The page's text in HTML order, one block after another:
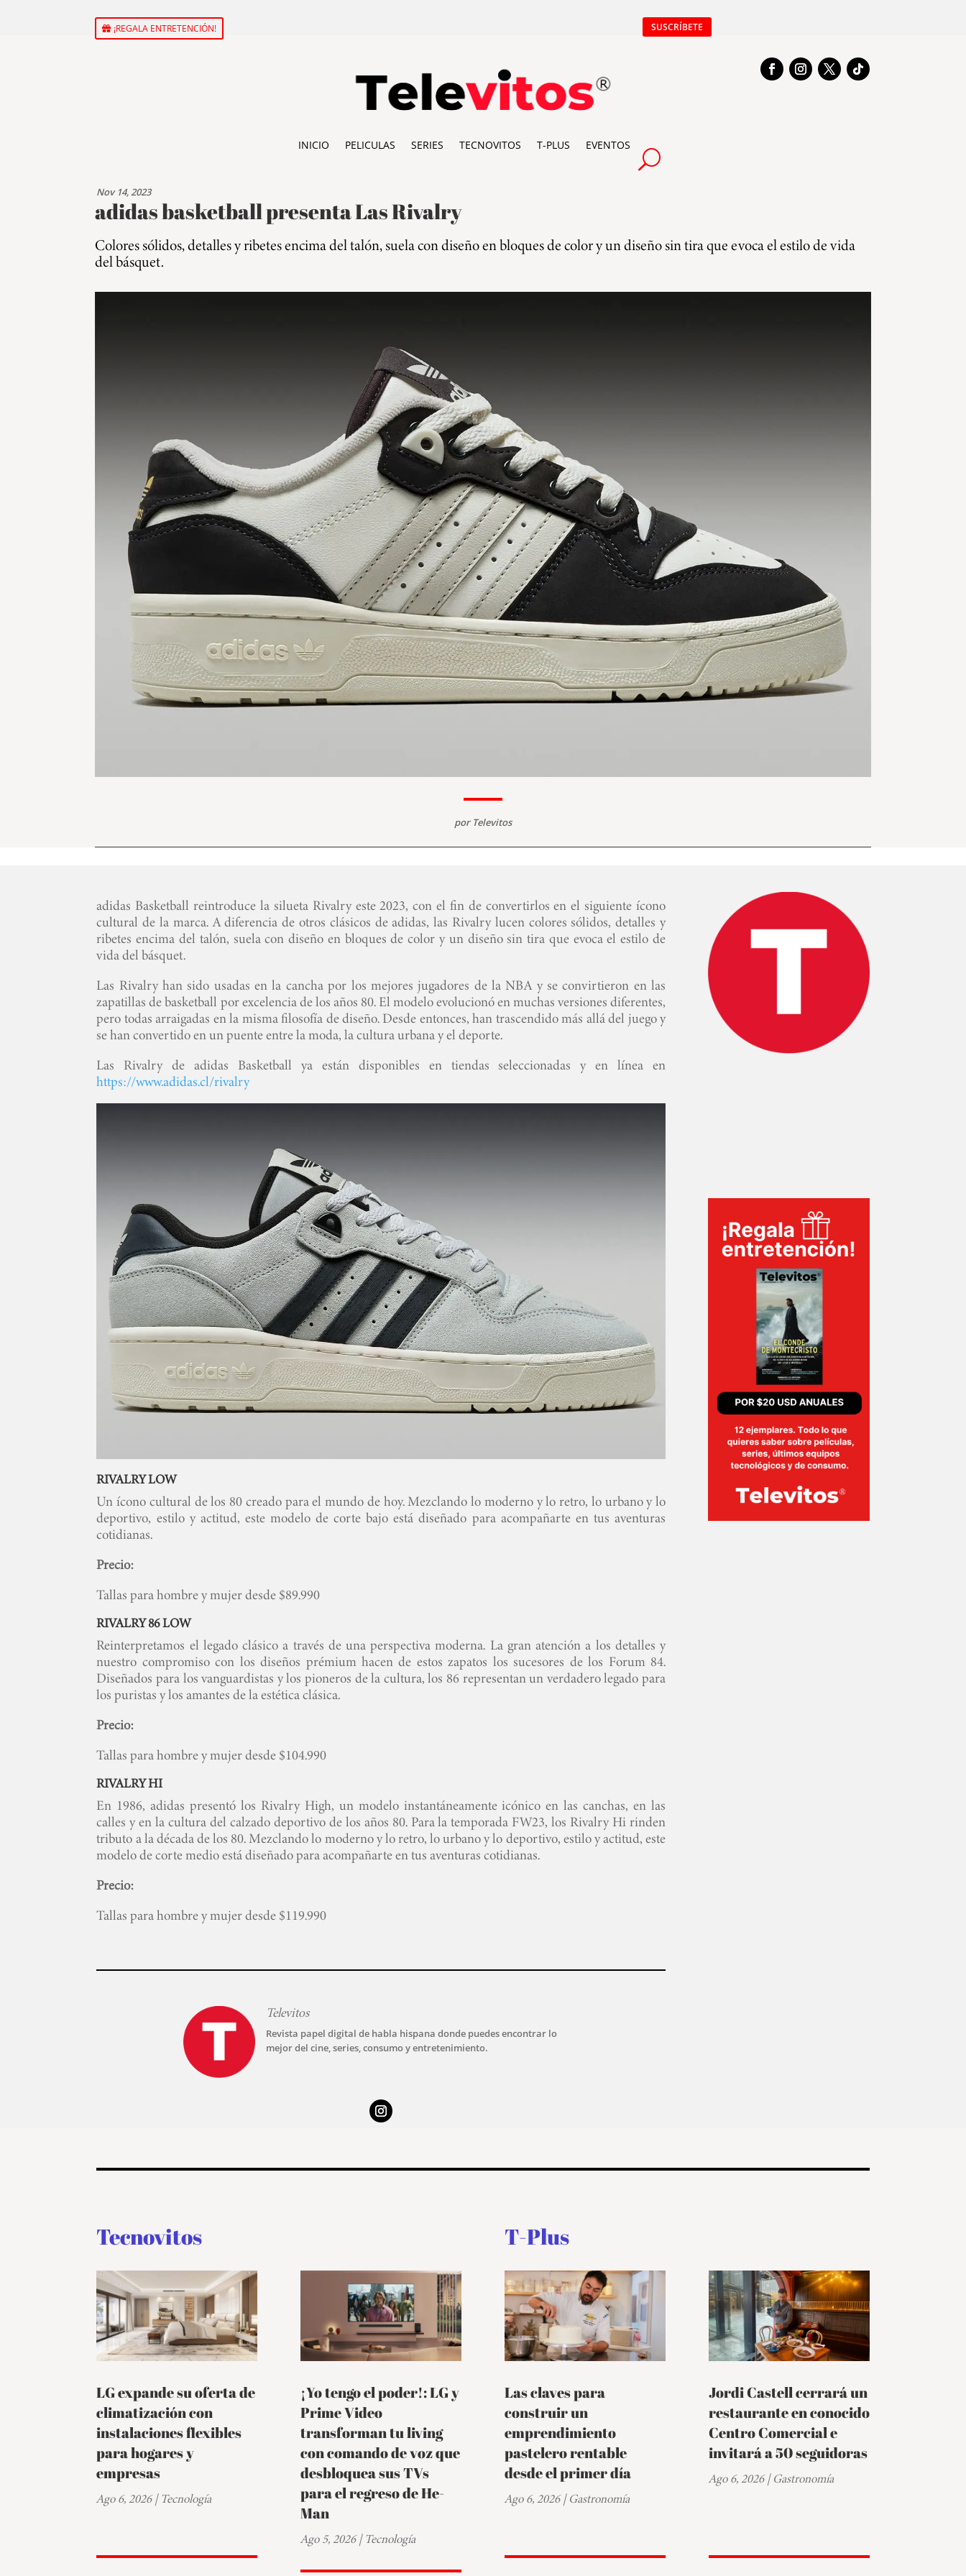
¡REGALA ENTRETENCIÓN! SUSCRÍBETE
INICIO PELICULAS SERIES TECNOVITOS T-PLUS EVENTOS
Nov 14, 2023
adidas basketball presenta Las Rivalry
Colores sólidos, detalles y ribetes encima del talón, suela con diseño en bloques de color y un diseño sin tira que evoca el estilo de vida
del básquet.
por Televitos
adidas Basketball reintroduce la silueta Rivalry este 2023, con el fin de convertirlos en el siguiente ícono
cultural de la marca. A diferencia de otros clásicos de adidas, las Rivalry lucen colores sólidos, detalles y
ribetes encima del talón, suela con diseño en bloques de color y un diseño sin tira que evoca el estilo de
vida del básquet.
Las Rivalry han sido usadas en la cancha por los mejores jugadores de la NBA y se convirtieron en las
zapatillas de basketball por excelencia de los años 80. El modelo evolucionó en muchas versiones diferentes,
pero todas arraigadas en la misma filosofía de diseño. Desde entonces, han trascendido más allá del juego y
se han convertido en un puente entre la moda, la cultura urbana y el deporte.
Las Rivalry de adidas Basketball ya están disponibles en tiendas seleccionadas y en línea en
https://www.adidas.cl/rivalry
RIVALRY LOW
Un ícono cultural de los 80 creado para el mundo de hoy. Mezclando lo moderno y lo retro, lo urbano y lo
deportivo, estilo y actitud, este modelo de corte bajo está diseñado para acompañarte en tus aventuras
cotidianas.
Precio:
Tallas para hombre y mujer desde $89.990
RIVALRY 86 LOW
Reinterpretamos el legado clásico a través de una perspectiva moderna. La gran atención a los detalles y
nuestro compromiso con los diseños prémium hacen de estos zapatos los sucesores de los Forum 84.
Diseñados para los vanguardistas y los pioneros de la cultura, los 86 representan un verdadero legado para
los puristas y los amantes de la estética clásica.
Precio:
Tallas para hombre y mujer desde $104.990
RIVALRY HI
En 1986, adidas presentó los Rivalry High, un modelo instantáneamente icónico en las canchas, en las
calles y en la cultura del calzado deportivo de los años 80. Para la temporada FW23, los Rivalry Hi rinden
tributo a la década de los 80. Mezclando lo moderno y lo retro, lo urbano y lo deportivo, estilo y actitud, este
modelo de corte medio está diseñado para acompañarte en tus aventuras cotidianas.
Precio:
Tallas para hombre y mujer desde $119.990
Televitos
Revista papel digital de habla hispana donde puedes encontrar lo
mejor del cine, series, consumo y entretenimiento.
Tecnovitos
LG expande su oferta de
climatización con
instalaciones flexibles
para hogares y
empresas
Ago 6, 2026|Tecnología
¡Yo tengo el poder!: LG y
Prime Video
transforman tu living
con comando de voz que
desbloquea sus TVs
para el regreso de He-
Man
Ago 5, 2026|Tecnología
T-Plus
Las claves para
construir un
emprendimiento
pastelero rentable
desde el primer día
Ago 6, 2026|Gastronomía
Jordi Castell cerrará un
restaurante en conocido
Centro Comercial e
invitará a 50 seguidoras
Ago 6, 2026|Gastronomía